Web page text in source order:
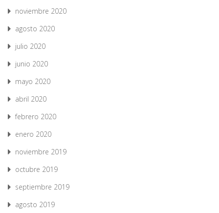
noviembre 2020
agosto 2020
julio 2020
junio 2020
mayo 2020
abril 2020
febrero 2020
enero 2020
noviembre 2019
octubre 2019
septiembre 2019
agosto 2019